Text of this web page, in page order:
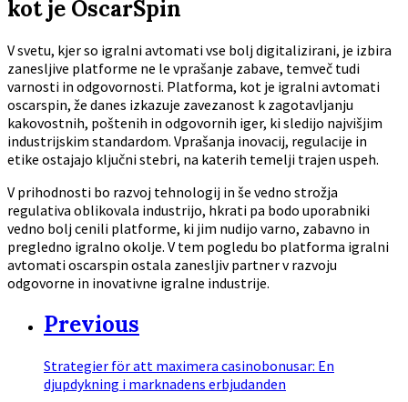
kot je OscarSpin
V svetu, kjer so igralni avtomati vse bolj digitalizirani, je izbira
zanesljive platforme ne le vprašanje zabave, temveč tudi
varnosti in odgovornosti. Platforma, kot je igralni avtomati
oscarspin, že danes izkazuje zavezanost k zagotavljanju
kakovostnih, poštenih in odgovornih iger, ki sledijo najvišjim
industrijskim standardom. Vprašanja inovacij, regulacije in
etike ostajajo ključni stebri, na katerih temelji trajen uspeh.
V prihodnosti bo razvoj tehnologij in še vedno strožja
regulativa oblikovala industrijo, hkrati pa bodo uporabniki
vedno bolj cenili platforme, ki jim nudijo varno, zabavno in
pregledno igralno okolje. V tem pogledu bo platforma igralni
avtomati oscarspin ostala zanesljiv partner v razvoju
odgovorne in inovativne igralne industrije.
Previous
Strategier för att maximera casinobonusar: En
djupdykning i marknadens erbjudanden